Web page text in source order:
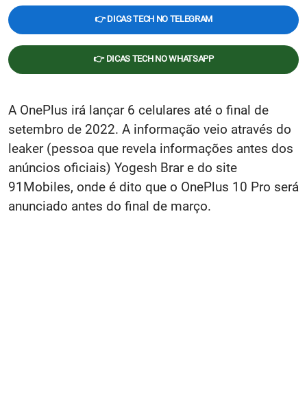
👉 DICAS TECH NO TELEGRAM
👉 DICAS TECH NO WHATSAPP
A OnePlus irá lançar 6 celulares até o final de
setembro de 2022. A informação veio através do
leaker (pessoa que revela informações antes dos
anúncios oficiais) Yogesh Brar e do site
91Mobiles, onde é dito que o OnePlus 10 Pro será
anunciado antes do final de março.